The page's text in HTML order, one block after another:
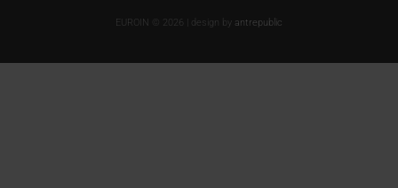
EUROIN © 2026 | design by antrepublic